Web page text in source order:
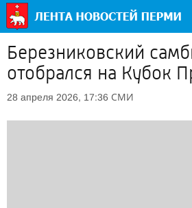
Березниковский
отобрался на Кубок
28 апреля 2026, 17:36 СМИ